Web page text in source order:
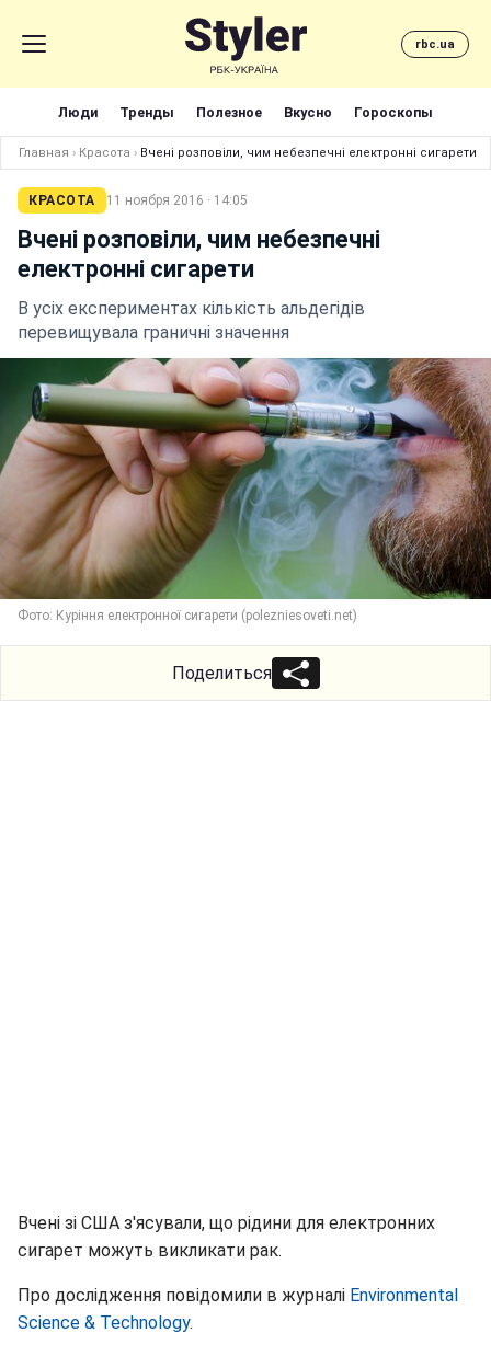
rbc.ua
Люди Тренды Полезное Вкусно Гороскопы
Главная › Красота › Вчені розповіли, чим небезпечні електронні сигарети
КРАСОТА 11 ноября 2016 · 14:05
Вчені розповіли, чим небезпечні
електронні сигарети
В усіх експериментах кількість альдегідів
перевищувала граничні значення
Фото: Куріння електронної сигарети (polezniesoveti.net)
Поделиться
Вчені зі США з'ясували, що рідини для електронних
сигарет можуть викликати рак.
Про дослідження повідомили в журналі Environmental
Science & Technology.